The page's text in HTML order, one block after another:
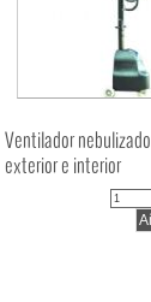
Ventilador
exterior e interior